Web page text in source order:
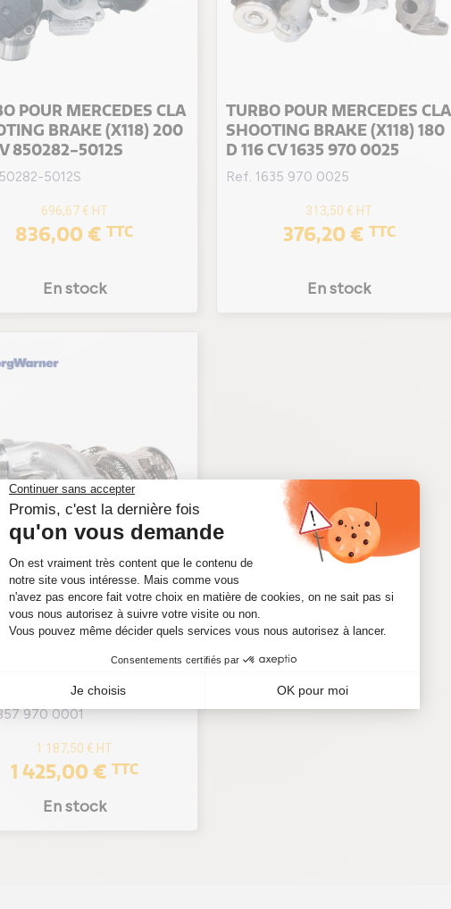
POUR MERCEDES CLA
BRAKE (X118) 200
850282-5012S
5012S
696,67 € HT
836,00 €TTC
En stock
TURBO POUR MERCEDES CLA
SHOOTING BRAKE (X118) 180
D 116 CV 1635 970 0025
Ref. 1635 970 0025
313,50 € HT
376,20 € TTC
En stock
POUR MERCEDES CLA
BRAKE (X118)
45 S 421 CV 1857
970 0001
1 187,50 € HT
1 425,00 € TTC
En stock